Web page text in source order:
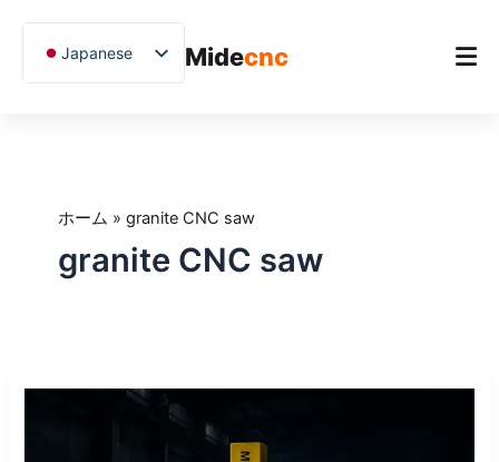
Midecnc
アプリケーション
Blog
Japanese
English
Spanish
ホーム » granite CNC saw
granite CNC saw